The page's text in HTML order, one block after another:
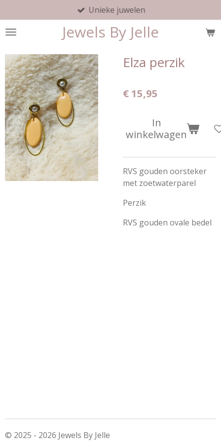
direct
naar
hoofdinhoud
Jewels By Jelle
Unieke juwelen
Elza perzik
€ 15,95
In
winkelwagen
RVS gouden oorsteker
met zoetwaterparel
Perzik
RVS gouden ovale bedel
© 2025 - 2026 Jewels By Jelle